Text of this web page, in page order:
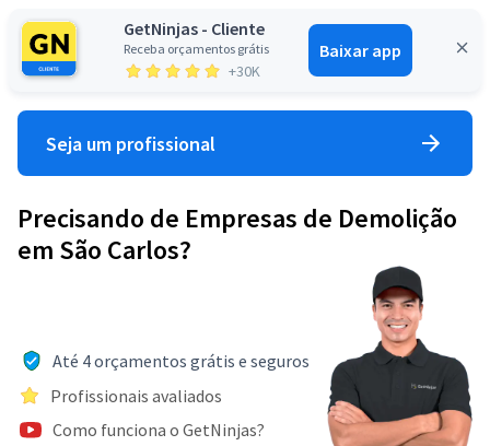
GetNinjas - Cliente
Receba orçamentos grátis
+30K
Baixar app
Entrar
Seja um profissional
Precisando de Empresas de Demolição
em São Carlos?
Até 4 orçamentos grátis e seguros
Profissionais avaliados
Como funciona o GetNinjas?